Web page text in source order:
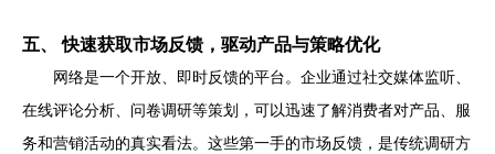
五、 快速获取市场反馈，驱动产品与策略优化
网络是一个开放、即时反馈的平台。企业通过社交媒体监听、
在线评论分析、问卷调研等策划，可以迅速了解消费者对产品、服
务和营销活动的真实看法。这些第一手的市场反馈，是传统调研方